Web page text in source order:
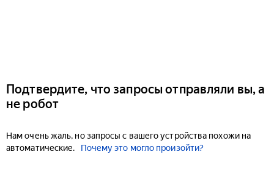
Подтвердите, что запросы отправляли вы, а
не робот
Нам очень жаль, но запросы с вашего устройства похожи на
автоматические.
Почему это могло произойти?